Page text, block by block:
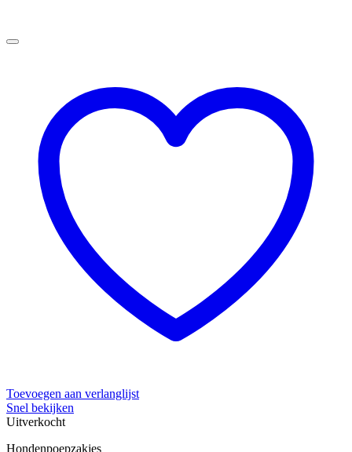
Toevoegen aan verlanglijst
Snel bekijken
Uitverkocht
Hondenpoepzakjes